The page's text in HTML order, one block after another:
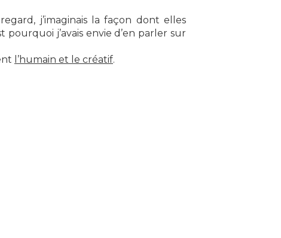
j’imaginais la façon dont elles
pourquoi j’avais envie d’en parler sur
l’humain et le créatif.